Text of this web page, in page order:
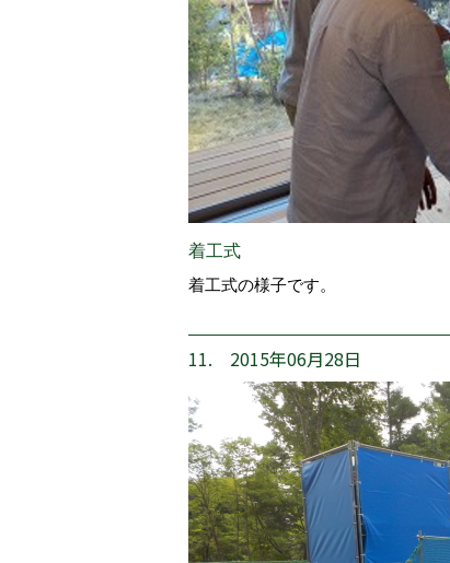
着工式
着工式の様子です。
11. 2015年06月28日